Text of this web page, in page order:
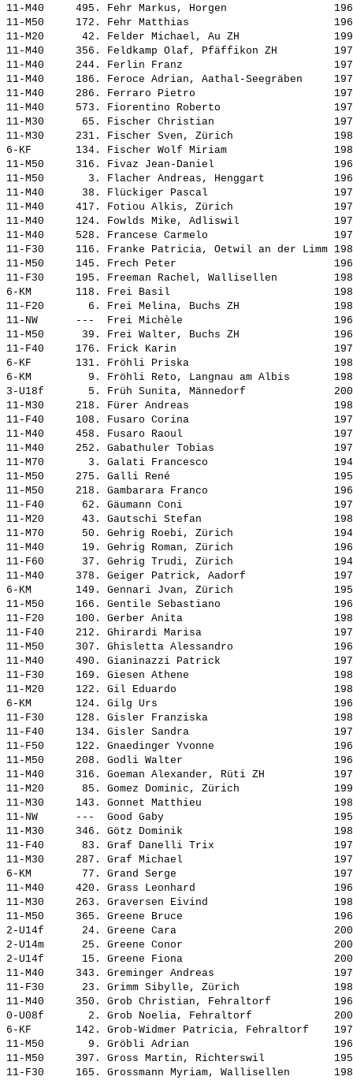
11-M40     495. Fehr Markus, Horgen
11-M50     172. Fehr Matthias
11-M20      42. Felder Michael, Au ZH
11-M40     356. Feldkamp Olaf, Pfäffikon ZH
11-M40     244. Ferlin Franz
11-M40     186. Feroce Adrian, Aathal-Seegräben
11-M40     286. Ferraro Pietro
11-M40     573. Fiorentino Roberto
11-M30      65. Fischer Christian
11-M30     231. Fischer Sven, Zürich
6-KF       134. Fischer Wolf Miriam
11-M50     316. Fivaz Jean-Daniel
11-M50       3. Flacher Andreas, Henggart
11-M40      38. Flückiger Pascal
11-M40     417. Fotiou Alkis, Zürich
11-M40     124. Fowlds Mike, Adliswil
11-M40     528. Francese Carmelo
11-F30     116. Franke Patricia, Oetwil an der Limm
11-M50     145. Frech Peter
11-F30     195. Freeman Rachel, Wallisellen
6-KM       118. Frei Basil
11-F20       6. Frei Melina, Buchs ZH
11-NW      --- Frei Michèle
11-M50      39. Frei Walter, Buchs ZH
11-F40     176. Frick Karin
6-KF       131. Fröhli Priska
6-KM         9. Fröhli Reto, Langnau am Albis
3-U18f       5. Früh Sunita, Männedorf
11-M30     218. Fürer Andreas
11-F40     108. Fusaro Corina
11-M40     458. Fusaro Raoul
11-M40     252. Gabathuler Tobias
11-M70       3. Galati Francesco
11-M50     275. Galli René
11-M50     218. Gambarara Franco
11-F40      62. Gäumann Coni
11-M20      43. Gautschi Stefan
11-M70      50. Gehrig Roebi, Zürich
11-M40      19. Gehrig Roman, Zürich
11-F60      37. Gehrig Trudi, Zürich
11-M40     378. Geiger Patrick, Aadorf
6-KM       149. Gennari Jvan, Zürich
11-M50     166. Gentile Sebastiano
11-F20     100. Gerber Anita
11-F40     212. Ghirardi Marisa
11-M50     307. Ghisletta Alessandro
11-M40     490. Gianinazzi Patrick
11-F30     169. Giesen Athene
11-M20     122. Gil Eduardo
6-KM       124. Gilg Urs
11-F30     128. Gisler Franziska
11-F40     134. Gisler Sandra
11-F50     122. Gnaedinger Yvonne
11-M50     208. Godli Walter
11-M40     316. Goeman Alexander, Rüti ZH
11-M20      85. Gomez Dominic, Zürich
11-M30     143. Gonnet Matthieu
11-NW      --- Good Gaby
11-M30     346. Götz Dominik
11-F40      83. Graf Danelli Trix
11-M30     287. Graf Michael
6-KM        77. Grand Serge
11-M40     420. Grass Leonhard
11-M30     263. Graversen Eivind
11-M50     365. Greene Bruce
2-U14f      24. Greene Cara
2-U14m      25. Greene Conor
2-U14f      15. Greene Fiona
11-M40     343. Greminger Andreas
11-F30      23. Grimm Sibylle, Zürich
11-M40     350. Grob Christian, Fehraltorf
0-U08f       2. Grob Noelia, Fehraltorf
6-KF       142. Grob-Widmer Patricia, Fehraltorf
11-M50       9. Gröbli Adrian
11-M50     397. Gross Martin, Richterswil
11-F30     165. Grossmann Myriam, Wallisellen